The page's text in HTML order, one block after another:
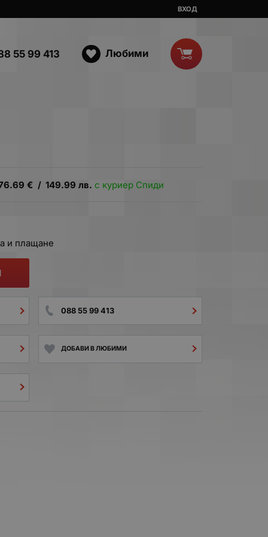
ВХОД
55 99 413 Любими
€ / 149.99 лв. с куриер Спиди
и плащане
088 55 99 413
ДОБАВИ В ЛЮБИМИ